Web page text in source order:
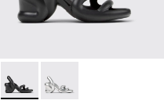
Kobarah - K200155-026 -
Kobarah - K200155-